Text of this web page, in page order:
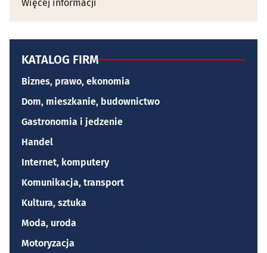
Więcej informacji
KATALOG FIRM
Biznes, prawo, ekonomia
Dom, mieszkanie, budownictwo
Gastronomia i jedzenie
Handel
Internet, komputery
Komunikacja, transport
Kultura, sztuka
Moda, uroda
Motoryzacja